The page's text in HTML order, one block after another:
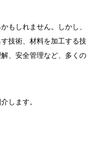
もしれません。しかし、
技術、材料を加工する技
、安全管理など、多くの
します。